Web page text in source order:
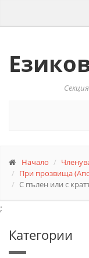
Начало
При прозвища
С пълен или с
;
Категории